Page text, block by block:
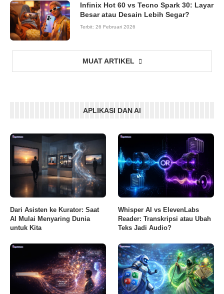
Infinix Hot 60 vs Tecno Spark 30: Layar
Besar atau Desain Lebih Segar?
Terbit: 26 Februari 2026
MUAT ARTIKEL
APLIKASI DAN AI
Dari Asisten ke Kurator: Saat
AI Mulai Menyaring Dunia
untuk Kita
Whisper AI vs ElevenLabs
Reader: Transkripsi atau Ubah
Teks Jadi Audio?